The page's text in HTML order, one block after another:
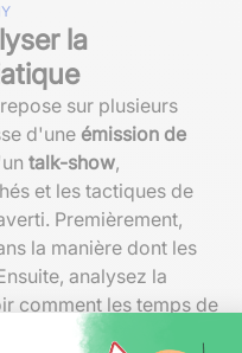
la
repose sur plusieurs
d'une émission de
talk-show,
et les tactiques de
Premièrement,
la manière dont les
analysez la
comment les temps de
notre